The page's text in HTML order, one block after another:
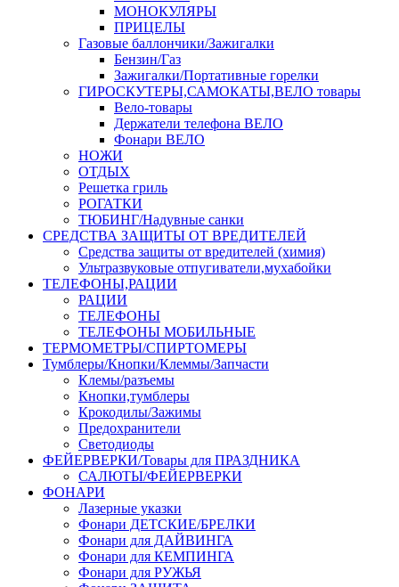
МОНОКУЛЯРЫ
ПРИЦЕЛЫ
Газовые баллончики/Зажигалки
Бензин/Газ
Зажигалки/Портативные горелки
ГИРОСКУТЕРЫ,САМОКАТЫ,ВЕЛО товары
Вело-товары
Держатели телефона ВЕЛО
Фонари ВЕЛО
НОЖИ
ОТДЫХ
Решетка гриль
РОГАТКИ
ТЮБИНГ/Надувные санки
СРЕДСТВА ЗАЩИТЫ ОТ ВРЕДИТЕЛЕЙ
Средства защиты от вредителей (химия)
Ультразвуковые отпугиватели,мухабойки
ТЕЛЕФОНЫ,РАЦИИ
РАЦИИ
ТЕЛЕФОНЫ
ТЕЛЕФОНЫ МОБИЛЬНЫЕ
ТЕРМОМЕТРЫ/СПИРТОМЕРЫ
Тумблеры/Кнопки/Клеммы/Запчасти
Клемы/разъемы
Кнопки,тумблеры
Крокодилы/Зажимы
Предохранители
Светодиоды
ФЕЙЕРВЕРКИ/Товары для ПРАЗДНИКА
САЛЮТЫ/ФЕЙЕРВЕРКИ
ФОНАРИ
Лазерные указки
Фонари ДЕТСКИЕ/БРЕЛКИ
Фонари для ДАЙВИНГА
Фонари для КЕМПИНГА
Фонари для РУЖЬЯ